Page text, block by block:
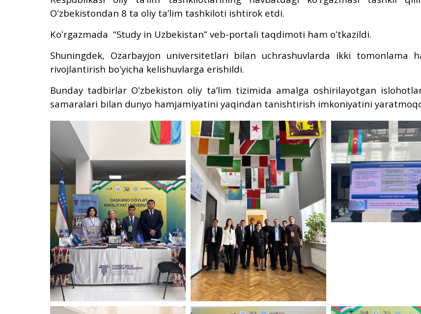
Oʻzbekistondan 8 ta oliy taʼlim tashkiloti ishtirok etdi.
Koʻrgazmada “Study in Uzbekistan” veb-portali taqdimoti ham oʻtkazildi.
Shuningdek, Ozarbayjon universitetlari bilan uchrashuvlarda ikki tomonlama
rivojlantirish boʻyicha kelishuvlarga erishildi.
Bunday tadbirlar Oʻzbekiston oliy taʼlim tizimida amalga oshirilayotgan
samaralari bilan dunyo hamjamiyatini yaqindan tanishtirish imkoniyatini